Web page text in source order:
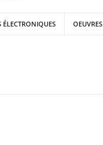
ÉLECTRONIQUES OEUVRES